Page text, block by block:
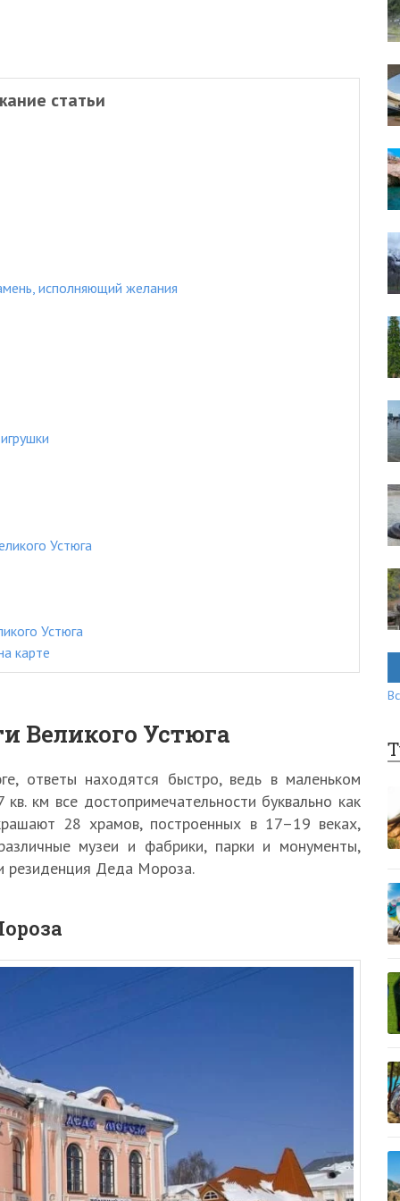
статьи
исполняющий желания
Устюга
Устюга
карте
Великого Устюга
ответы находятся быстро, ведь в маленьком
км все достопримечательности буквально как
28 храмов, построенных в 17–19 веках,
музеи и фабрики, парки и монументы,
резиденция Деда Мороза.